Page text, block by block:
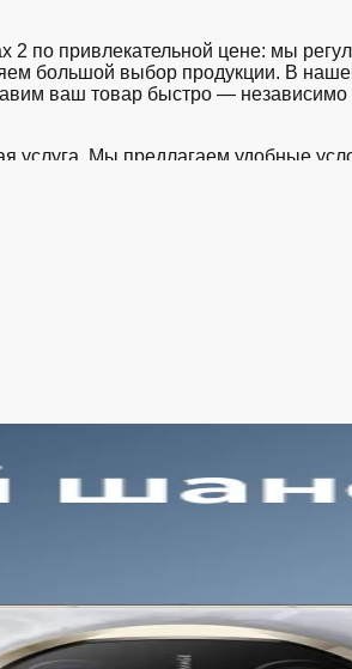
2 по привлекательной цене: мы
большой выбор продукции. В
ваш товар быстро —
услуга. Мы предлагаем удобные
о наличии обновляется в
комиссий. Все цены на сайте
товара.
служба работает ежедневно и